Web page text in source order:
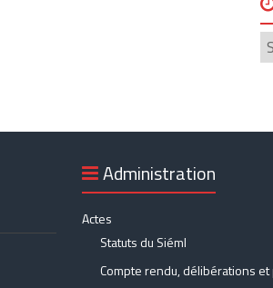
Administration
Actes
Statuts du Siéml
Compte rendu, délibérations